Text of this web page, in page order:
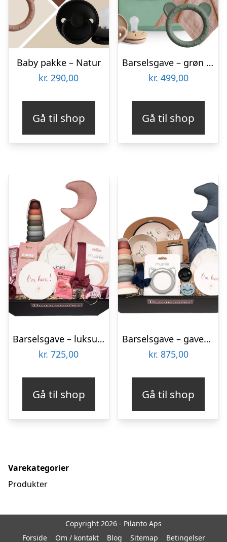
Baby pakke – Natur
kr. 290,00
Gå til shop
Barselsgave – grøn rygsæk m. nusseklud, sut og bidering
kr. 499,00
Gå til shop
Barselsgave – luksus til den nyfødte pige
kr. 725,00
Gå til shop
Barselsgave – gavekurv med blå luksusforkælelse til den lille babydreng
kr. 875,00
Gå til shop
Varekategorier
Produkter
Copyright 2026 - Pilanto Aps
Forside
Om / kontakt Blog Sitemap Betingelser